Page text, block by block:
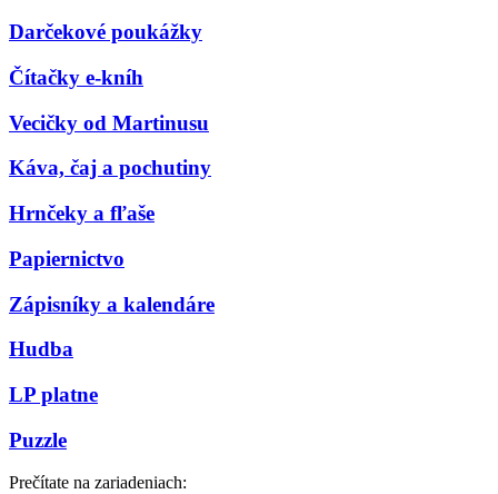
Darčekové poukážky
Čítačky e-kníh
Vecičky od Martinusu
Káva, čaj a pochutiny
Hrnčeky a fľaše
Papiernictvo
Zápisníky a kalendáre
Hudba
LP platne
Puzzle
Prečítate na zariadeniach: